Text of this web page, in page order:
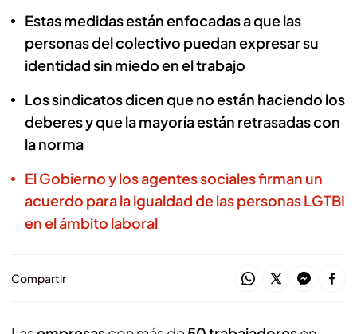
Estas medidas están enfocadas a que las
personas del colectivo puedan expresar su
identidad sin miedo en el trabajo
Los sindicatos dicen que no están haciendo los
deberes y que la mayoría están retrasadas con
la norma
El Gobierno y los agentes sociales firman un
acuerdo para la igualdad de las personas LGTBI
en el ámbito laboral
Compartir